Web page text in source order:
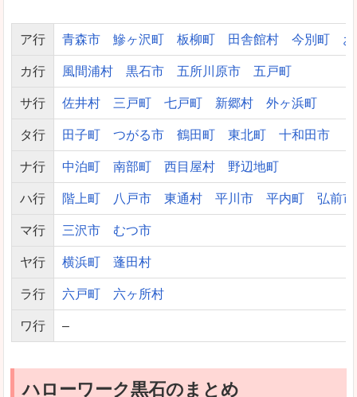
ア行 青森市 鰺ヶ沢町 板柳町 田舎館村 今別町
カ行 風間浦村 黒石市 五所川原市 五戸町
サ行 佐井村 三戸町 七戸町 新郷村 外ヶ浜町
タ行 田子町 つがる市 鶴田町 東北町 十和田市
ナ行 中泊町 南部町 西目屋村 野辺地町
ハ行 階上町 八戸市 東通村 平川市 平内町 弘前市
マ行 三沢市 むつ市
ヤ行 横浜町 蓬田村
ラ行 六戸町 六ヶ所村
ワ行 –
ハローワーク黒石のまとめ